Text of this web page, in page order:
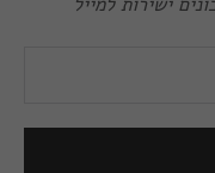
ישירות למייל